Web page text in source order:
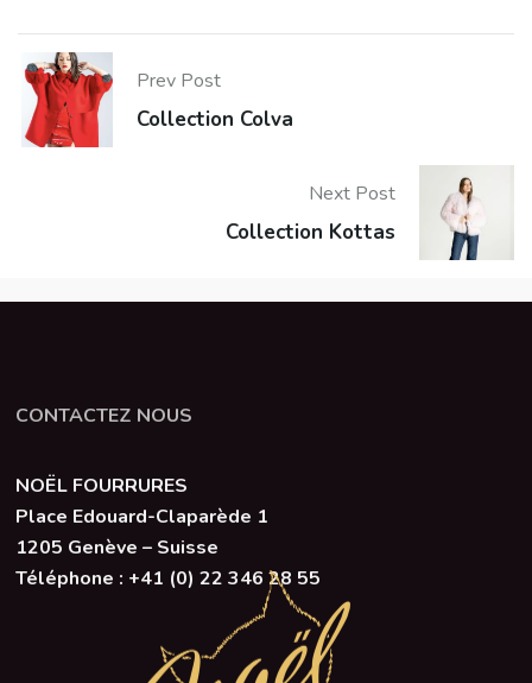
Prev Post
Collection Colva
Next Post
Collection Kottas
CONTACTEZ NOUS
NOËL FOURRURES
Place Edouard-Claparède 1
1205 Genève – Suisse
Téléphone : +41 (0) 22 346 28 55